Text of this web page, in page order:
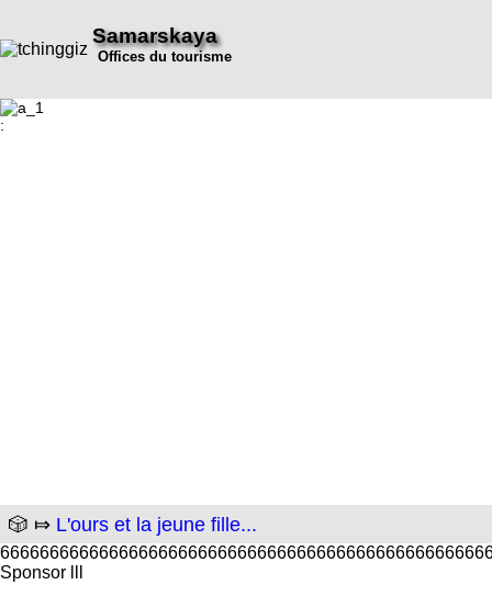
Samarskaya
Offices du tourisme
:
🎲 ⤇ L'ours et la jeune fille...
Sponsor lll